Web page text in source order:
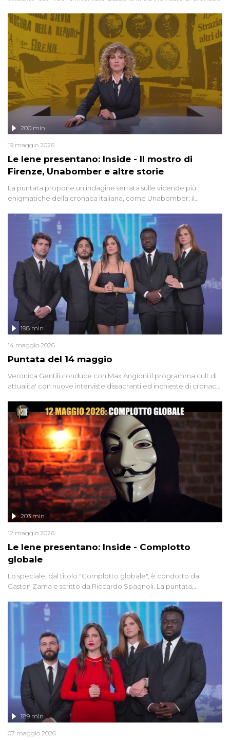
Le Iene presentano: Inside - Il mostro di
Firenze, Unabomber e altre storie
200 min
19 maggio 2026
La puntata propone un'indagine serrata sulle vicende più
enigmatiche della cronaca italiana, come Unabomber: il
'90 e il 2000 che, inquietantemente, potrebbe essere ancora in
libertà. Lo speciale affronta inoltre le zone d'ombra sul Mostro di
Firenze, le cui responsabilità appaiono ancora oggi avvolte in un
groviglio di dubbi mai chiariti. Nel corso dello speciale anche
l'intervista inedita a Olindo Romano, realizzata ne...
Puntata del 14 maggio
198 min
14 maggio 2026
Veronica Gentili conduce con Max Angioni il programma cult di
attualita' con nuove interviste dissacranti ed inchieste di cronaca
Le Iene presentano: Inside - Complotto
globale
203 min
12 maggio 2026
Lo speciale, dal titolo "Complotto globale", è condotto da
Gaston Zama e scritto da Riccardo Spagnoli. La puntata,
racconta l'universo delle narrazioni alternative, dei sospetti
globali e del complottismo che negli ultimi anni hanno invaso
social network, talk show, piazze digitali e immaginario collettivo.
189 min
07 maggio 2026